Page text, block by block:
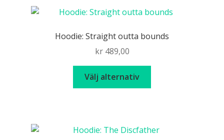
Hoodie: Straight outta bounds
kr489,00
Välj alternativ
varianter.